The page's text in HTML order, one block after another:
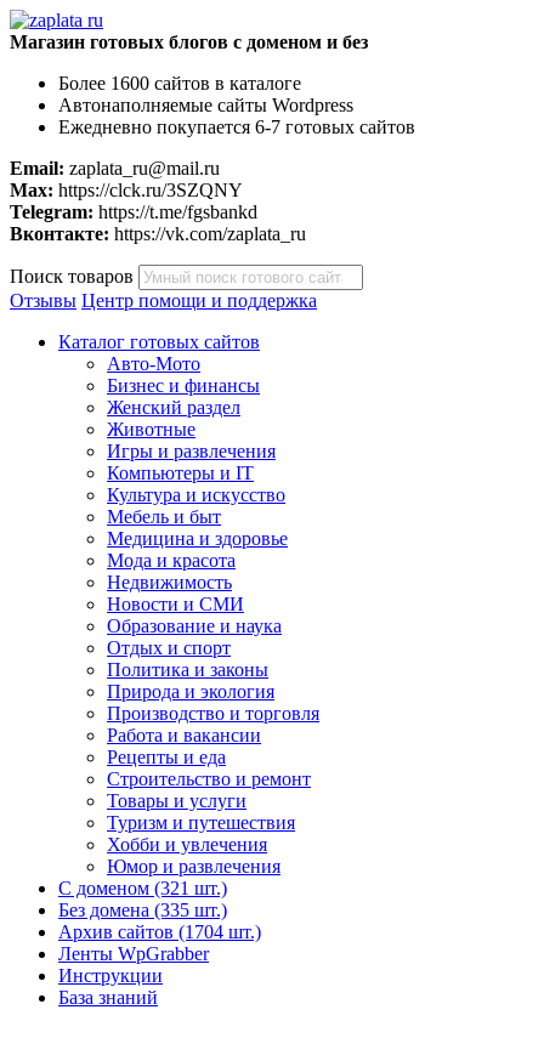
Магазин готовых блогов с доменом и без
Более 1600 сайтов в каталоге
Автонаполняемые сайты Wordpress
Ежедневно покупается 6-7 готовых сайтов
Email: zaplata_ru@mail.ru
Max: https://clck.ru/3SZQNY
Telegram: https://t.me/fgsbankd
Вконтакте: https://vk.com/zaplata_ru
Поиск товаров
Отзывы Центр помощи и поддержка
Каталог готовых сайтов
Авто-Мото
Бизнес и финансы
Женский раздел
Животные
Игры и развлечения
Компьютеры и IT
Культура и искусство
Мебель и быт
Медицина и здоровье
Мода и красота
Недвижимость
Новости и СМИ
Образование и наука
Отдых и спорт
Политика и законы
Природа и экология
Производство и торговля
Работа и вакансии
Рецепты и еда
Строительство и ремонт
Товары и услуги
Туризм и путешествия
Хобби и увлечения
Юмор и развлечения
С доменом (321 шт.)
Без домена (335 шт.)
Архив сайтов (1704 шт.)
Ленты WpGrabber
Инструкции
База знаний